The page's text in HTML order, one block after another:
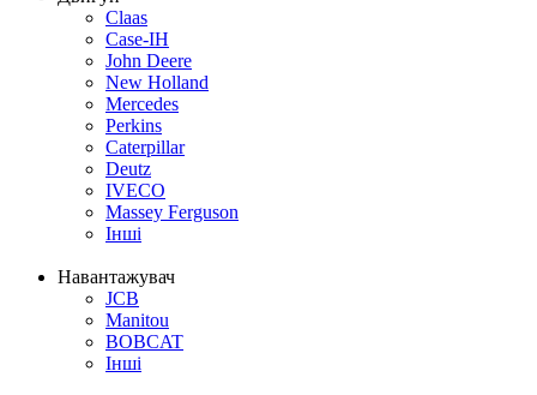
Claas
Case-IH
John Deere
New Holland
Mercedes
Perkins
Caterpillar
Deutz
IVECO
Massey Ferguson
Інші
Навантажувач
JCB
Manitou
BOBCAT
Інші